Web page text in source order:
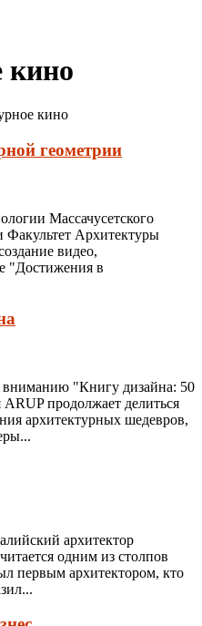
кино
кино
геометрии
Массачусетского
Архитектуры
видео,
"Достижения в
вниманию "Книгу дизайна: 50
продолжает делиться
архитектурных шедевров,
архитектор
одним из столпов
первым архитектором, кто